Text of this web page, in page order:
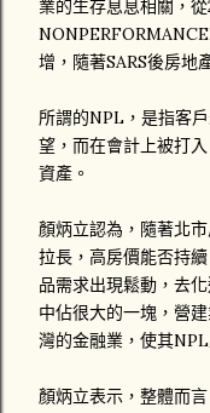
業的生存息息相關，
增，隨著SARS後房地
所謂的NPL，是指客
望，而在會計上被打
資產。
顏炳立認為，隨著北
拉長，高房價能否持
品需求出現鬆動，去
中佔很大的一塊，營
灣的金融業，使其NPL
顏炳立表示，整體而